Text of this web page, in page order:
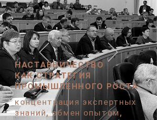
НАСТАВНИЧЕСТВО
КАК СТРАТЕГИЯ
ПРОМЫШЛЕННОГО РОСТА
концентрация экспертных
знаний, обмен опытом,